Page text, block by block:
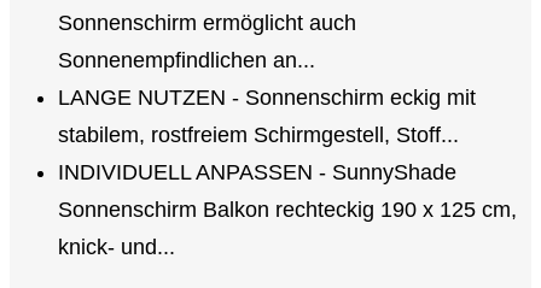
Sonnenschirm ermöglicht auch
Sonnenempfindlichen an...
LANGE NUTZEN - Sonnenschirm eckig mit
stabilem, rostfreiem Schirmgestell, Stoff...
INDIVIDUELL ANPASSEN - SunnyShade
Sonnenschirm Balkon rechteckig 190 x 125 cm,
knick- und...